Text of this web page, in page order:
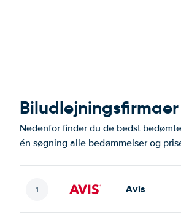
Biludlejningsfirmaer
Nedenfor finder du de bedst
én søgning alle bedømmelser og
Avis